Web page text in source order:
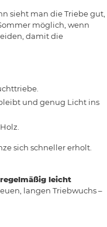
sieht man die Triebe gut,
möglich, wenn
damit die
und genug Licht ins
sich schneller erholt.
regelmäßig leicht
langen Triebwuchs –